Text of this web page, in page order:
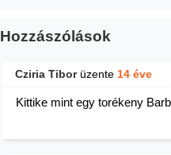
Hozzászólások
Cziria Tiborüzente 14 éve
Kittike mint egy torékeny